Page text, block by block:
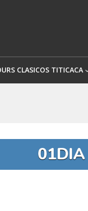
CLASICOS TITICACA